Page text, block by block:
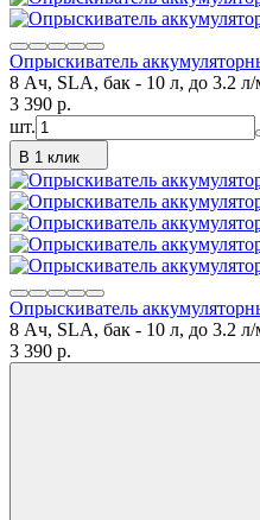
Опрыскиватель
8 Ач, SLA, бак - 10 л, до 3.2
3 390 p.
шт.
В 1 клик
Опрыскиватель
8 Ач, SLA, бак - 10 л, до 3.2 л/
3 390 p.